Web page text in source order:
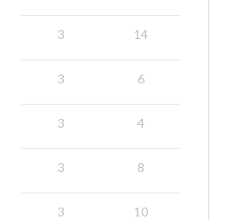
3
3
3
3
3
14
6
4
8
10